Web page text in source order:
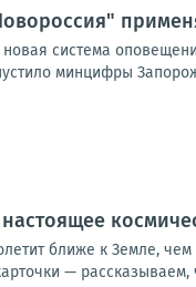
система
минцифры
настоящее
ближе к Земле,
— рассказываем,